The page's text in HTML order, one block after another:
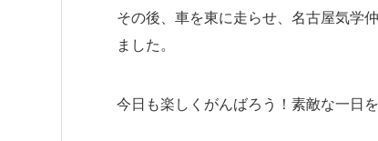
その後、車を東に走らせ、名古屋気学
ました。
今日も楽しくがんばろう！素敵な一日を